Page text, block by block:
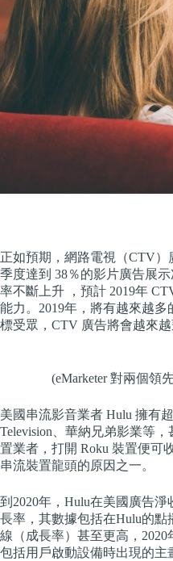
正如預期，網路電視（CTV）
季度達到 38％的影片廣告展
率不斷上升 ，預計 2019年
能力。2019年，將有越來越
標受眾，CTV 廣告將會越來越
(eMarketer 對兩個領
美國串流影音業者 Hulu 擁有
Television、華納兄弟影業等
置業者，打開 Roku 裝置便可
串流裝置龍頭的原因之一。
到2020年，Hulu在美國廣告
長率，其數據包括在Hulu的點
線（成長率）甚至更高，2020
包括用戶啟動設備時出現的主